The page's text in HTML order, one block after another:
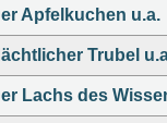
Apfelkuchen u.a.
Trubel
Lachs des